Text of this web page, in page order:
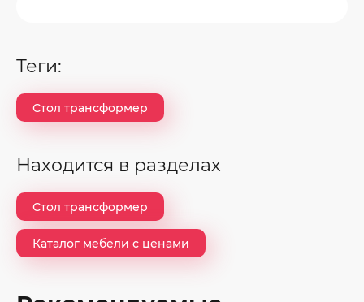
теги:
Стол трансформер
Находится в разделах
Стол трансформер
Каталог мебели с ценами